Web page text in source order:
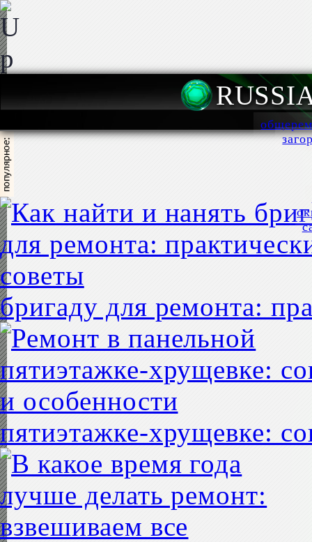
бригаду для ремонта:
пятиэтажке-хрущевке: